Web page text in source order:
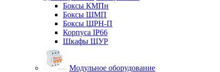
Боксы КМПн
Боксы ЩМП
Боксы ЩРН-П
Корпуса IP66
Шкафы ЩУР
Модульное оборудование